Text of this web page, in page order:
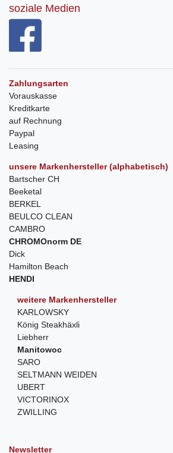
soziale Medien
Zahlungsarten
Vorauskasse
Kreditkarte
auf Rechnung
Paypal
Leasing
unsere Markenhersteller (alphabetisch)
Bartscher CH
Beeketal
BERKEL
BEULCO CLEAN
CAMBRO
CHROMOnorm DE
Dick
Hamilton Beach
HENDI
weitere Markenhersteller
KARLOWSKY
König Steakhäxli
Liebherr
Manitowoc
SARO
SELTMANN WEIDEN
UBERT
VICTORINOX
ZWILLING
Newsletter